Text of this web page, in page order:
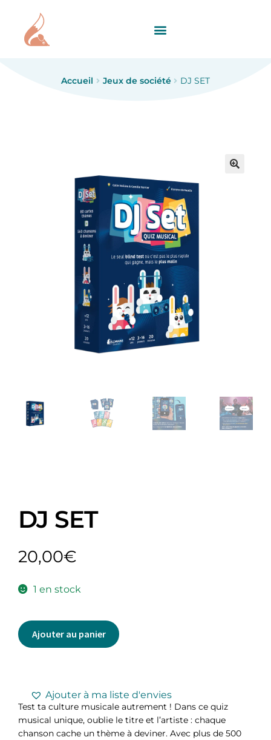
Accueil Jeux de société DJ SET
DJ SET
20,00€
1 en stock
Ajouter au panier
Ajouter à ma liste d'envies
Test ta culture musicale autrement ! Dans ce quiz
musical unique, oublie le titre et l’artiste : chaque
chanson cache un thème à deviner. Avec plus de 500